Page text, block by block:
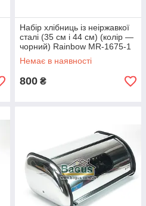
Набір хлібниць із неіржавкої
сталі (35 см і 44 см) (колір —
чорний) Rainbow MR-1675-1
Немає в наявності
800 ₴